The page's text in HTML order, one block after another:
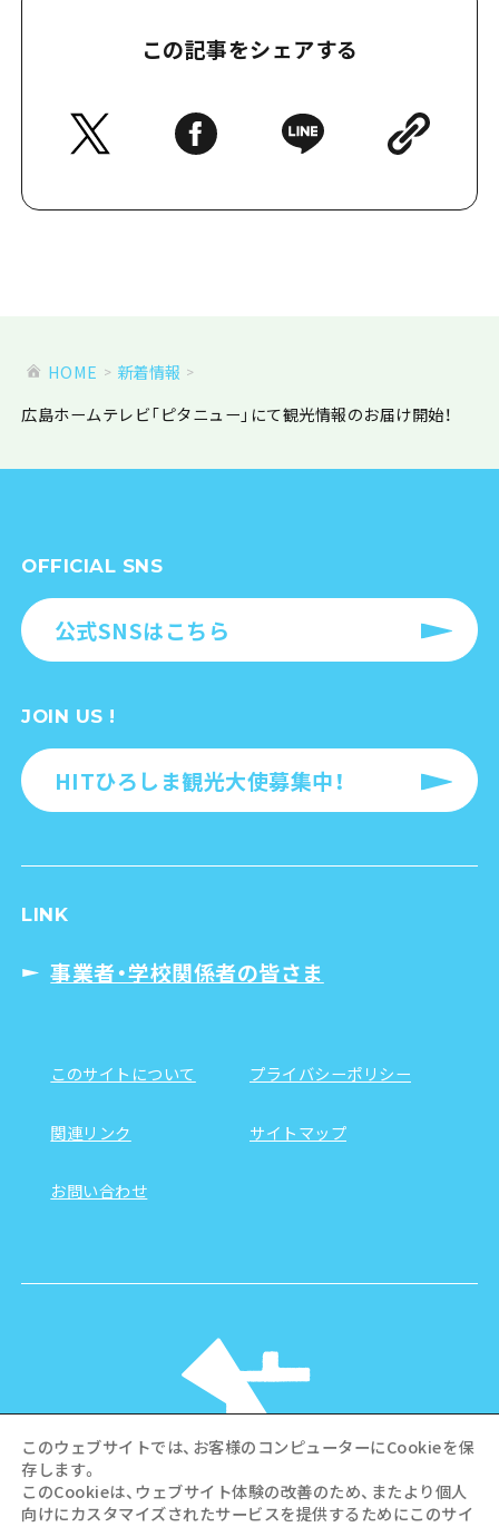
この記事をシェアする
HOME
新着情報
広島ホームテレビ「ピタニュー」にて観光情報のお届け開始！
OFFICIAL SNS
公式SNSはこちら
JOIN US !
HITひろしま観光大使募集中！
LINK
事業者・学校関係者の皆さま
このサイトについて プライバシーポリシー
関連リンク サイトマップ
お問い合わせ
©Hiroshima Tourism Association /
このウェブサイトでは、お客様のコンピューターにCookieを保
存します。
このCookieは、ウェブサイト体験の改善のため、またより個人
向けにカスタマイズされたサービスを提供するためにこのサイ